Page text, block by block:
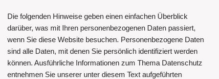
Die folgenden Hinweise geben einen einfachen Überblick
darüber, was mit Ihren personenbezogenen Daten passiert,
wenn Sie diese Website besuchen. Personenbezogene Daten
sind alle Daten, mit denen Sie persönlich identifiziert werden
können. Ausführliche Informationen zum Thema Datenschutz
entnehmen Sie unserer unter diesem Text aufgeführten